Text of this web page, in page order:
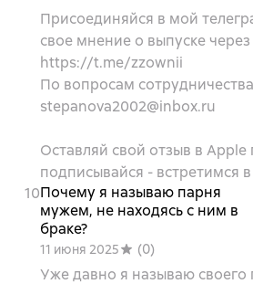
Присоединяйся в мой
свое мнение о выпуске
https://t.me/zzownii
По вопросам
stepanova2002@inbox.ru
Оставляй свой отзыв в Apple
подписывайся - встретимся
10Почему я называю парня
мужем, не находясь с ним в
браке?
11 июня 2025 (0)
Уже давно я называю